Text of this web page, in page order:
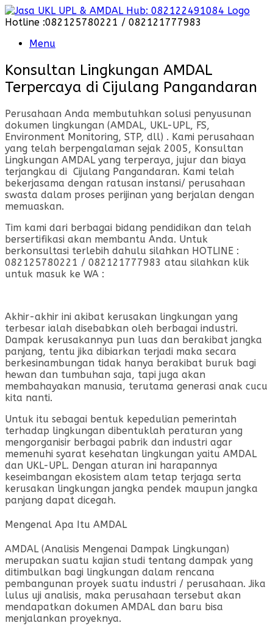
Skip
to
Hotline :082125780221 / 082121777983
Menu
Konsultan Lingkungan AMDAL
Terpercaya di Cijulang Pangandaran
Perusahaan Anda membutuhkan solusi penyusunan
dokumen lingkungan (AMDAL, UKL-UPL, FS,
Environment Monitoring, STP, dll) . Kami perusahaan
yang telah berpengalaman sejak 2005, Konsultan
Lingkungan AMDAL yang terperaya, jujur dan biaya
terjangkau di Cijulang Pangandaran. Kami telah
bekerjasama dengan ratusan instansi/ perusahaan
swasta dalam proses perijinan yang berjalan dengan
memuaskan.
Tim kami dari berbagai bidang pendidikan dan telah
bersertifikasi akan membantu Anda. Untuk
berkonsultasi terlebih dahulu silahkan HOTLINE :
082125780221 / 082121777983 atau silahkan klik
untuk masuk ke WA :
Akhir-akhir ini akibat kerusakan lingkungan yang
terbesar ialah disebabkan oleh berbagai industri.
Dampak kerusakannya pun luas dan berakibat jangka
panjang, tentu jika dibiarkan terjadi maka secara
berkesinambungan tidak hanya berakibat buruk bagi
hewan dan tumbuhan saja, tapi juga akan
membahayakan manusia, terutama generasi anak cucu
kita nanti.
Untuk itu sebagai bentuk kepedulian pemerintah
terhadap lingkungan dibentuklah peraturan yang
mengorganisir berbagai pabrik dan industri agar
memenuhi syarat kesehatan lingkungan yaitu AMDAL
dan UKL-UPL. Dengan aturan ini harapannya
keseimbangan ekosistem alam tetap terjaga serta
kerusakan lingkungan jangka pendek maupun jangka
panjang dapat dicegah.
Mengenal Apa Itu AMDAL
AMDAL (Analisis Mengenai Dampak Lingkungan)
merupakan suatu kajian studi tentang dampak yang
ditimbulkan bagi lingkungan dalam rencana
pembangunan proyek suatu industri / perusahaan. Jika
lulus uji analisis, maka perusahaan tersebut akan
mendapatkan dokumen AMDAL dan baru bisa
menjalankan proyeknya.